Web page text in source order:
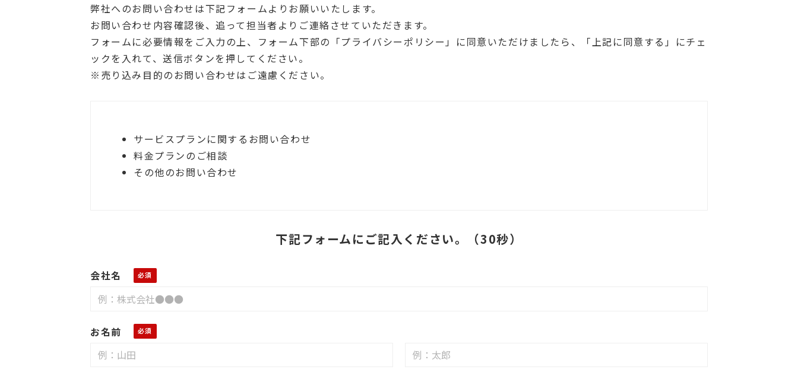
弊社へのお問い合わせは下記フォームよりお願いいたします。
お問い合わせ内容確認後、追って担当者よりご連絡させていただきます。
フォームに必要情報をご入力の上、フォーム下部の「プライバシーポリシー」に同意いただけましたら、「上記に同意する」にチェ
ックを入れて、送信ボタンを押してください。
※売り込み目的のお問い合わせはご遠慮ください。
サービスプランに関するお問い合わせ
料金プランのご相談
その他のお問い合わせ
下記フォームにご記入ください。（30秒）
会社名
お名前